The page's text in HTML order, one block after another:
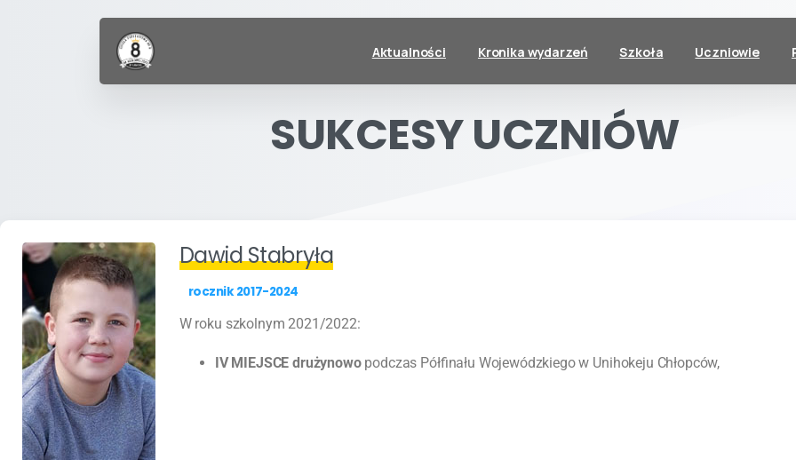
Aktualności Kronika wydarzeń Szkoła Uczniowie
SUKCESYUCZNIÓW
Dawid Stabryła
rocznik 2017-2024
W roku szkolnym 2021/2022:
IV MIEJSCEdrużynowo podczas Półfinału Wojewódzkiego w Unihokeju Chłopców,